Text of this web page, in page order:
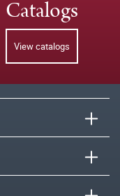
Catalogs
View catalogs